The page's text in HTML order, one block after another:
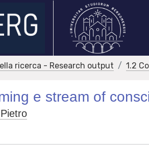
ricerca - Research output 1.2
e stream of